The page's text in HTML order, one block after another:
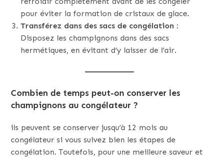
pour éviter la formation de cristaux de glace.
Transférez dans des sacs de congélation :
Disposez les champignons dans des sacs
hermétiques, en évitant d’y laisser de l’air.
Combien de temps peut-on conserver les
champignons au congélateur ?
ils peuvent se conserver jusqu’à 12 mois au
congélateur si vous suivez bien les étapes de
congélation. Toutefois, pour une meilleure saveur et